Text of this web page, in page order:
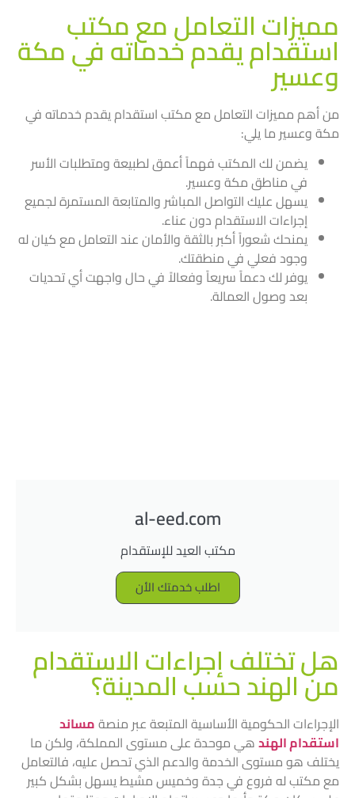
مميزات التعامل مع مكتب
استقدام يقدم خدماته في مكة
وعسير
من أهم مميزات التعامل مع مكتب استقدام يقدم خدماته في
مكة وعسير ما يلي:
يضمن لك المكتب فهماً أعمق لطبيعة ومتطلبات الأسر
في مناطق مكة وعسير.
يسهل عليك التواصل المباشر والمتابعة المستمرة لجميع
إجراءات الاستقدام دون عناء.
يمنحك شعوراً أكبر بالثقة والأمان عند التعامل مع كيان له
وجود فعلي في منطقتك.
يوفر لك دعماً سريعاً وفعالاً في حال واجهت أي تحديات
بعد وصول العمالة.
al-eed.com
مكتب العيد للإستقدام
اطلب خدمتك الأن
هل تختلف إجراءات الاستقدام
من الهند حسب المدينة؟
الإجراءات الحكومية الأساسية المتبعة عبر منصةمساند
استقدام الهندهي موحدة على مستوى المملكة، ولكن ما
يختلف هو مستوى الخدمة والدعم الذي تحصل عليه، فالتعامل
مع مكتب له فروع في جدة وخميس مشيط يسهل بشكل كبير